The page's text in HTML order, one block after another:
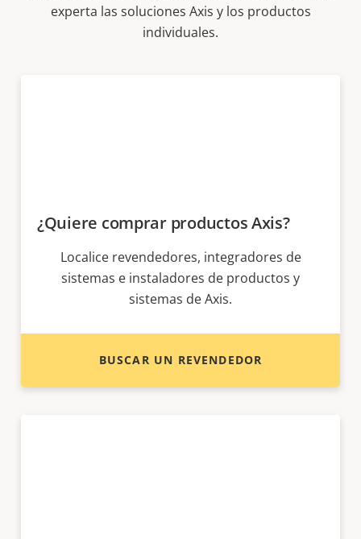
experta las soluciones Axis y los productos
individuales.
¿Quiere comprar productos Axis?
Localice revendedores, integradores de
sistemas e instaladores de productos y
sistemas de Axis.
BUSCAR UN REVENDEDOR